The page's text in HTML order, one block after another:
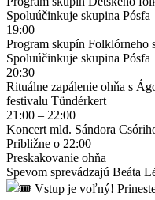
Spoluúčinkuje skupina Pósfa
19:00
Program skupín Folklórneho
Spoluúčinkuje skupina Pósfa
20:30
Rituálne zapálenie ohňa s
festivalu Tündérkert
21:00 – 22:00
Koncert mld. Sándora
Približne o 22:00
Preskakovanie ohňa
Spevom sprevádzajú Beáta
Vstup je voľný!